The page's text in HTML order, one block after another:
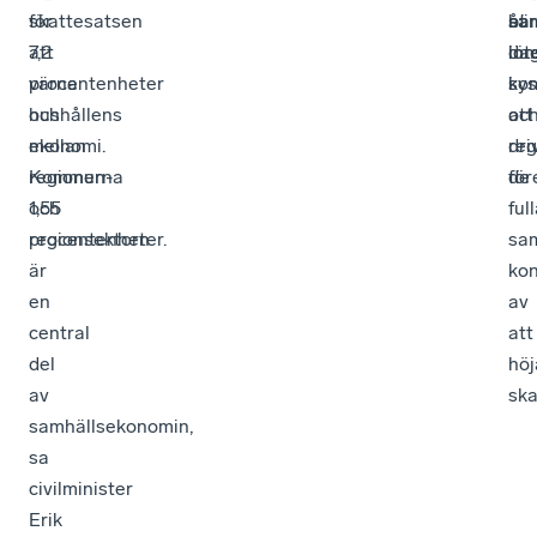
skattesatsen
7,2
procentenheter
och
mellan
regionerna
1,55
procentenheter.
för
att
värna
hushållens
ekonomi.
Kommun-
och
regionsektorn
är
en
central
del
av
samhällsekonomin,
sa
civilminister
Erik
i
att
bär
de
av
att
åt